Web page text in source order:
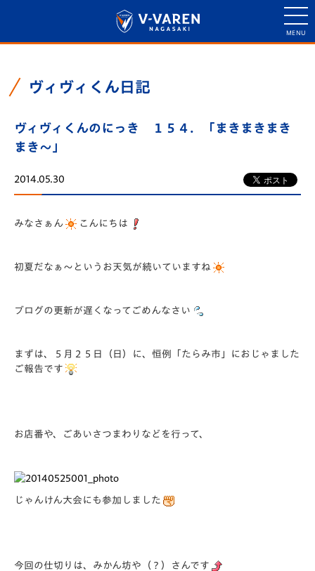
ヴィヴィくん日記
ヴィヴィくんのにっき １５４．「まきまきまき
まき～」
2014.05.30
みなさぁん こんにちは
初夏だなぁ～というお天気が続いていますね
ブログの更新が遅くなってごめんなさい
まずは、５月２５日（日）に、恒例「たらみ市」におじゃました
ご報告です
お店番や、ごあいさつまわりなどを行って、
じゃんけん大会にも参加しました
今回の仕切りは、みかん坊や（？）さんです